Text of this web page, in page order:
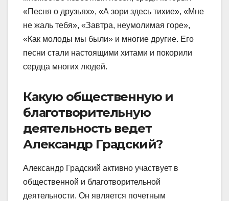
«Песня о друзьях», «А зори здесь тихие», «Мне
не жаль тебя», «Завтра, неумолимая горе»,
«Как молоды мы были» и многие другие. Его
песни стали настоящими хитами и покорили
сердца многих людей.
Какую общественную и
благотворительную
деятельность ведет
Александр Градский?
Александр Градский активно участвует в
общественной и благотворительной
деятельности. Он является почетным